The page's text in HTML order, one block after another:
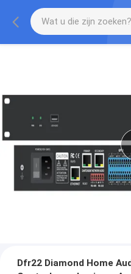
Dfr22 Diamond Home